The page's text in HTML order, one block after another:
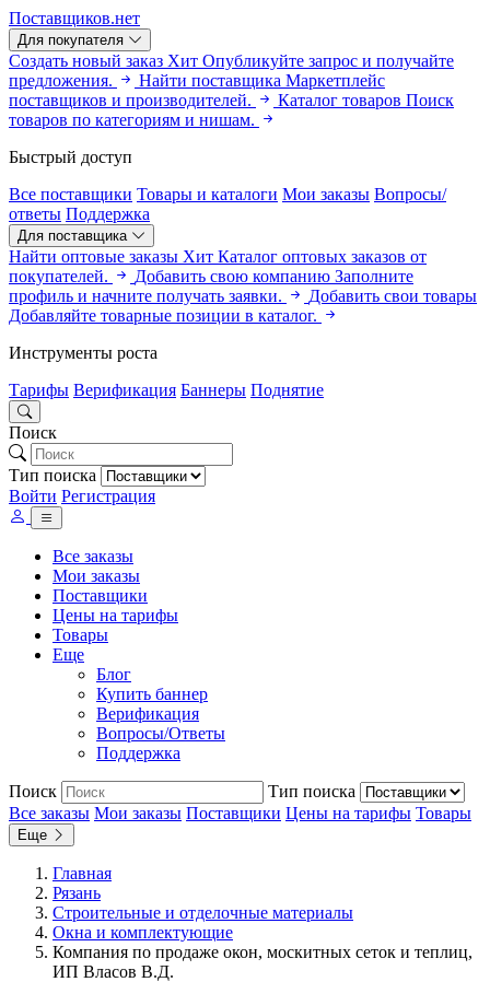
Поставщиков.нет
Для покупателя
Создать новый заказ Хит Опубликуйте запрос и получайте
предложения.
Найти поставщика Маркетплейс
поставщиков и производителей.
Каталог товаров Поиск
товаров по категориям и нишам.
Быстрый доступ
Все поставщики Товары и каталоги Мои заказы Вопросы/
ответы Поддержка
Для поставщика
Найти оптовые заказы Хит Каталог оптовых заказов от
покупателей.
Добавить свою компанию Заполните
профиль и начните получать заявки.
Добавить свои товары
Добавляйте товарные позиции в каталог.
Инструменты роста
Тарифы Верификация Баннеры Поднятие
Поиск
Тип поиска
Войти Регистрация
Все заказы
Мои заказы
Поставщики
Цены на тарифы
Товары
Еще
Блог
Купить баннер
Верификация
Вопросы/Ответы
Поддержка
Поиск
Тип поиска
Все заказы Мои заказы Поставщики Цены на тарифы Товары
Еще
Главная
Рязань
Строительные и отделочные материалы
Окна и комплектующие
Компания по продаже окон, москитных сеток и теплиц,
ИП Власов В.Д.